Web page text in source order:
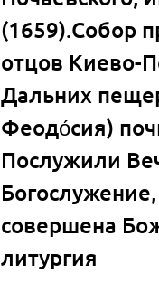
(1659).Собор
отцов Киево-
Дальних
Феодо́сия)
Послужили
совершена
литургия